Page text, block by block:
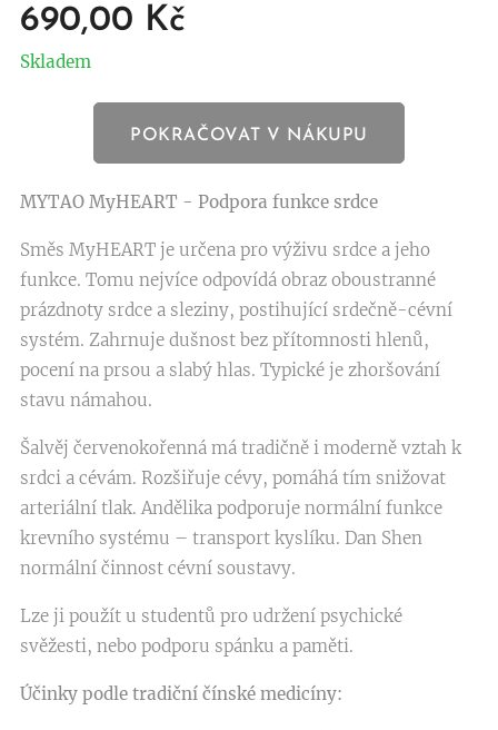
690,00 Kč
Skladem
POKRAČOVAT V NÁKUPU
MYTAO MyHEART - Podpora funkce srdce
Směs MyHEART je určena pro výživu srdce a jeho
funkce. Tomu nejvíce odpovídá obraz oboustranné
prázdnoty srdce a sleziny, postihující srdečně-cévní
systém. Zahrnuje dušnost bez přítomnosti hlenů,
pocení na prsou a slabý hlas. Typické je zhoršování
stavu námahou.
Šalvěj červenokořenná má tradičně i moderně vztah k
srdci a cévám. Rozšiřuje cévy, pomáhá tím snižovat
arteriální tlak. Andělika podporuje normální funkce
krevního systému – transport kyslíku. Dan Shen
normální činnost cévní soustavy.
Lze ji použít u studentů pro udržení psychické
svěžesti, nebo podporu spánku a paměti.
Účinky podle tradiční čínské medicíny: